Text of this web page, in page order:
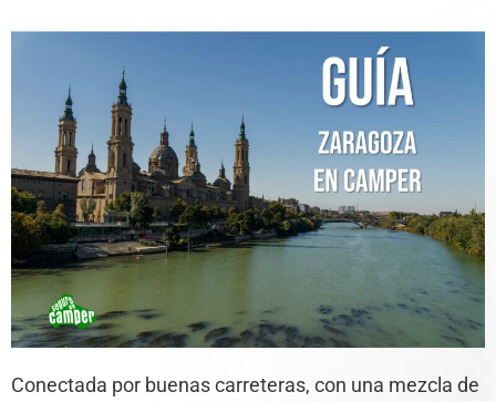
Conectada por buenas carreteras, con una mezcla de